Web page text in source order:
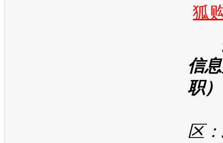
狐
信
职）
区：